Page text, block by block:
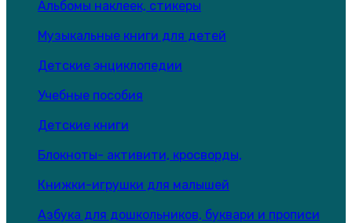
Альбомы наклеек, стикеры
Музыкальные книги для детей
Детские энциклопедии
Учебные пособия
Детские книги
Блокноты- активити, кросворды,
Книжки-игрушки для малышей
Азбука для дошкольников, буквари и прописи